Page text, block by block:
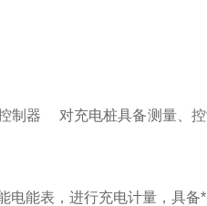
制器
对充电桩具备测量、
电能表，进行充电计量，具